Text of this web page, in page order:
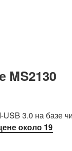
MS2130
3.0 на базе
около 19